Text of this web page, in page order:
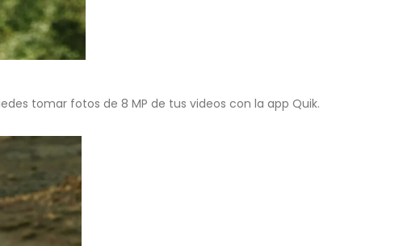
tomar fotos de 8 MP de tus videos con la app Quik.